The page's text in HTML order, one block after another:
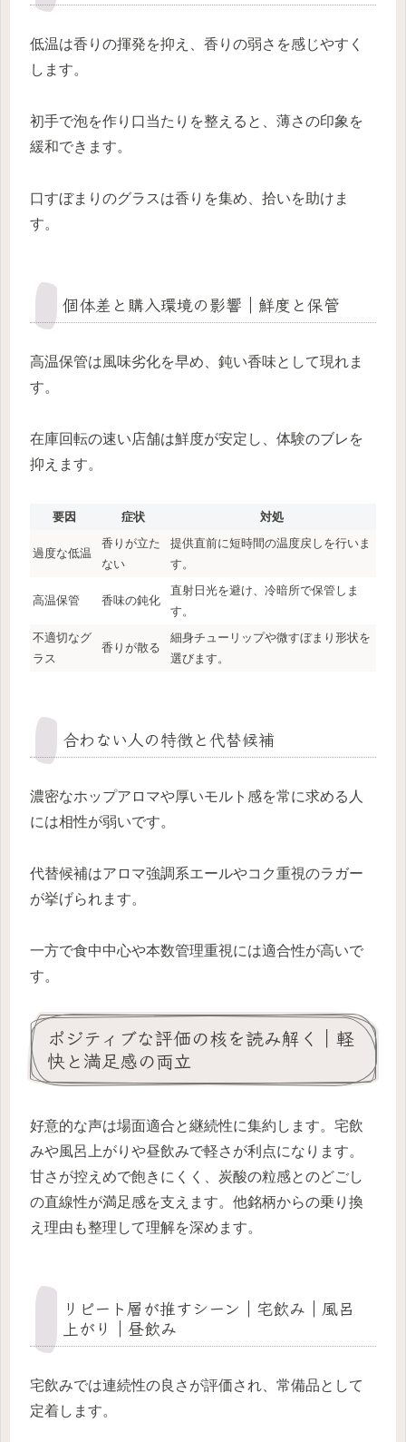
低温は香りの揮発を抑え、香りの弱さを感じやすく
します。
初手で泡を作り口当たりを整えると、薄さの印象を
緩和できます。
口すぼまりのグラスは香りを集め、拾いを助けま
す。
個体差と購入環境の影響｜鮮度と保管
高温保管は風味劣化を早め、鈍い香味として現れま
す。
在庫回転の速い店舗は鮮度が安定し、体験のブレを
抑えます。
要因 症状 対処
過度な低温
香りが立た
ない
提供直前に短時間の温度戻しを行いま
す。
高温保管 香味の鈍化
直射日光を避け、冷暗所で保管しま
す。
不適切なグ
ラス
香りが散る
細身チューリップや微すぼまり形状を
選びます。
合わない人の特徴と代替候補
濃密なホップアロマや厚いモルト感を常に求める人
には相性が弱いです。
代替候補はアロマ強調系エールやコク重視のラガー
が挙げられます。
一方で食中中心や本数管理重視には適合性が高いで
す。
ポジティブな評価の核を読み解く｜軽
快と満足感の両立
好意的な声は場面適合と継続性に集約します。宅飲
みや風呂上がりや昼飲みで軽さが利点になります。
甘さが控えめで飽きにくく、炭酸の粒感とのどごし
の直線性が満足感を支えます。他銘柄からの乗り換
え理由も整理して理解を深めます。
リピート層が推すシーン｜宅飲み｜風呂
上がり｜昼飲み
宅飲みでは連続性の良さが評価され、常備品として
定着します。